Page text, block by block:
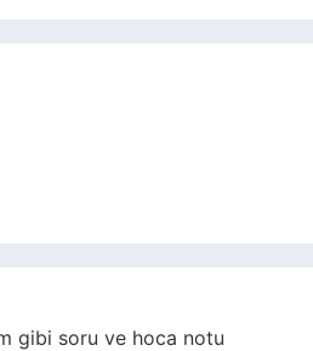
gibi soru ve hoca notu